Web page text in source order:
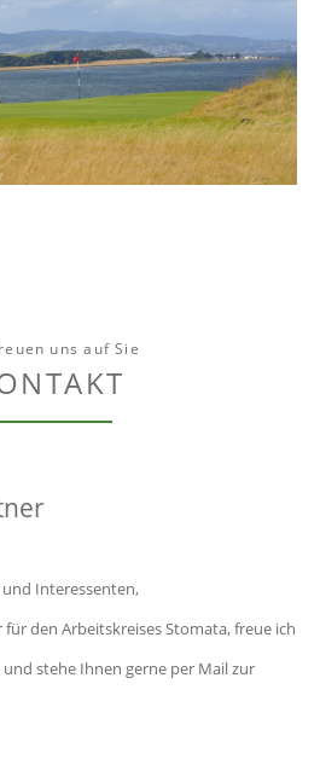
uns auf Sie
Interessenten,
den Arbeitskreises Stomata, freue ich
stehe Ihnen gerne per Mail zur